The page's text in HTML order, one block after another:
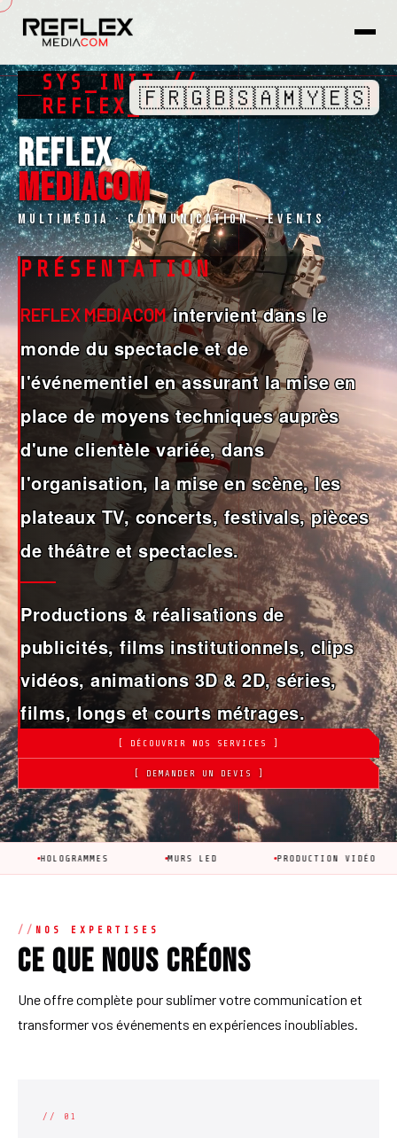
SYS_INIT //
REFLEX_MEDIACOM
REFLEX
MEDIACOM
Multimédia · Communication · Events
PRÉSENTATION
REFLEX MEDIACOMintervient dans le
monde du spectacle et de
l'événementiel en assurant la mise en
place de moyens techniques auprès
d'une clientèle variée, dans
l'organisation, la mise en scène, les
plateaux TV, concerts, festivals, pièces
de théâtre et spectacles.
Productions & réalisations de
publicités, films institutionnels, clips
vidéos, animations 3D & 2D, séries,
films, longs et courts métrages.
[ DÉCOUVRIR NOS SERVICES ]
[ DEMANDER UN DEVIS ]
MURS LED PRODUCTION VIDÉO
NOS EXPERTISES
Ce que nous créons
Une offre complète pour sublimer votre communication et
transformer vos événements en expériences inoubliables.
// 01
🇫🇷🇬🇧🇸🇦🇲🇾🇪🇸